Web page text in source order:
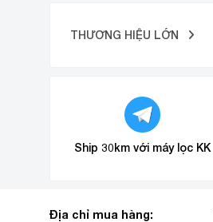
THƯƠNG HIỆU LỚN
Ship 30km với máy lọc KK
Địa chỉ mua hàng: